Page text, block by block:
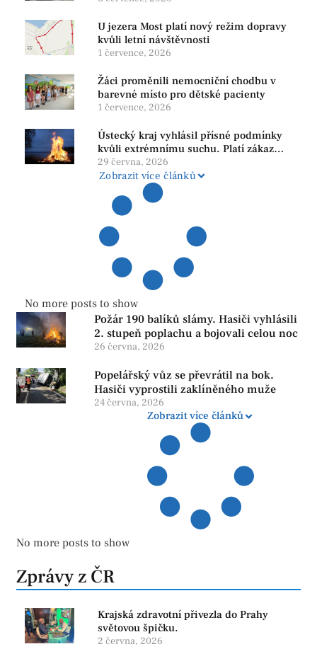
U jezera Most platí nový režim dopravy
kvůli letní návštěvnosti
1 července, 2026
Žáci proměnili nemocniční chodbu v
barevné místo pro dětské pacienty
1 července, 2026
Ústecký kraj vyhlásil přísné podmínky
kvůli extrémnímu suchu. Platí zákaz
ohňů i pyrotechniky
29 června, 2026
Zobrazit více článků
No more posts to show
Požár 190 balíků slámy. Hasiči vyhlásili
2. stupeň poplachu a bojovali celou noc
26 června, 2026
Popelářský vůz se převrátil na bok.
Hasiči vyprostili zaklíněného muže
24 června, 2026
Zobrazit více článků
No more posts to show
Zprávy z ČR
Krajská zdravotní přivezla do Prahy
světovou špičku.
2 června, 2026